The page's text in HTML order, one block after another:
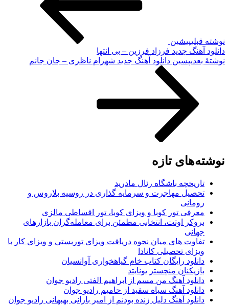
نوشته قبلیپیشین
دانلود آهنگ جدید فرزاد فرزین – بی انتها
نوشته‌ٔ بعدیپسین دانلود آهنگ جدید شهرام ناظری – جان جانم
نوشته‌های تازه
تاریخچه باشگاه رئال مادرید
تحصیل مهاجرت و سرمایه گذاری در روسیه بلاروس و
رومانی
معرفی تور کوبا و ویزای کوبا، تور اقساطی مالزی
بروکر اوتت، انتخابی مطمئن برای معامله‌گران بازارهای
جهانی
تفاوت های میان نحوه دریافت ویزای توریستی و ویزای کار با
ویزای تحصیلی کانادا
دانلود رایگان کتاب خام گیاهخواری آوانسیان
بازیکنان منچستر یونایتد
دانلود آهنگ من مسم از ابراهیم الفتی رادیو جوان
دانلود آهنگ سیاه سفید از حامیم رادیو جوان
دانلود آهنگ دلیل زنده بودنم از امیر بارانی بهبهانی رادیو جوان